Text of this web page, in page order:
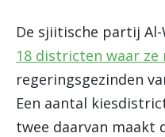
De sjiitische partij Al-
18 districten waar ze
regeringsgezinden
Een aantal
twee daarvan maakt